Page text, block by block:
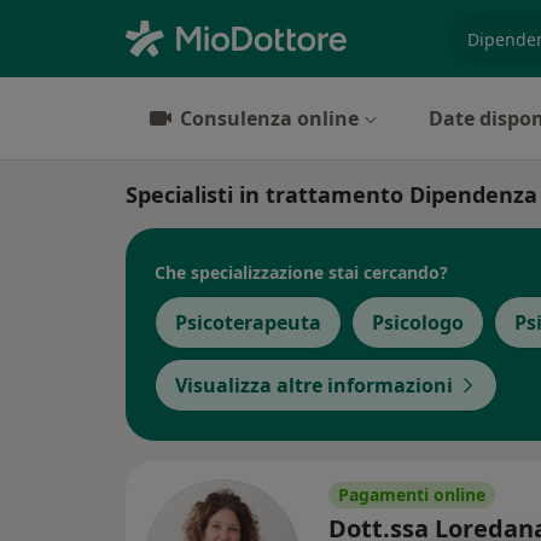
Consulenza online Date
Specialisti in trattamento Dipendenza
Che specializzazione stai cercando?
Psicoterapeuta Psicologo
Visualizza altre informazioni
Pagamenti online
Dott.ssa